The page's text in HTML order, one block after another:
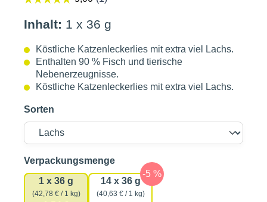
Inhalt: 1 x 36 g
Köstliche Katzenleckerlies mit extra viel Lachs.
Enthalten 90 % Fisch und tierische
Nebenerzeugnisse.
Köstliche Katzenleckerlies mit extra viel Lachs.
Sorten
Verpackungsmengeauswählen
1 x 36 g
(42,78 € / 1 kg)
14 x 36 g
(40,63 € / 1 kg)